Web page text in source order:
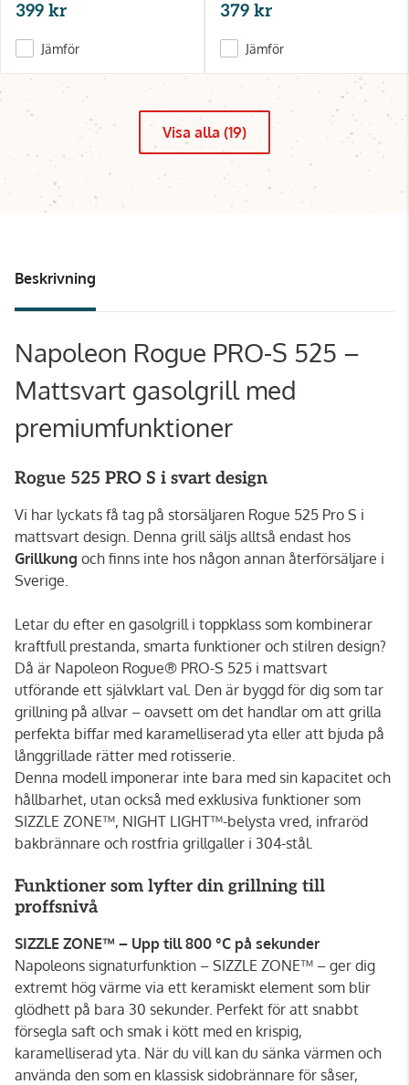
399 kr
Jämför
379 kr
Jämför
Visa alla (19)
Beskrivning
Napoleon Rogue PRO-S 525 –
Mattsvart gasolgrill med
premiumfunktioner
Rogue 525 PRO S i svart design
Vi har lyckats få tag på storsäljaren Rogue 525 Pro S i
mattsvart design. Denna grill säljs alltså endast hos
Grillkung och finns inte hos någon annan återförsäljare i
Sverige.
Letar du efter en gasolgrill i toppklass som kombinerar
kraftfull prestanda, smarta funktioner och stilren design?
Då är Napoleon Rogue® PRO-S 525 i mattsvart
utförande ett självklart val. Den är byggd för dig som tar
grillning på allvar – oavsett om det handlar om att grilla
perfekta biffar med karamelliserad yta eller att bjuda på
långgrillade rätter med rotisserie.
Denna modell imponerar inte bara med sin kapacitet och
hållbarhet, utan också med exklusiva funktioner som
SIZZLE ZONE™, NIGHT LIGHT™-belysta vred, infraröd
bakbrännare och rostfria grillgaller i 304-stål.
Funktioner som lyfter din grillning till
proffsnivå
SIZZLE ZONE™ – Upp till 800 °C på sekunder
Napoleons signaturfunktion – SIZZLE ZONE™ – ger dig
extremt hög värme via ett keramiskt element som blir
glödhett på bara 30 sekunder. Perfekt för att snabbt
försegla saft och smak i kött med en krispig,
karamelliserad yta. När du vill kan du sänka värmen och
använda den som en klassisk sidobrännare för såser,